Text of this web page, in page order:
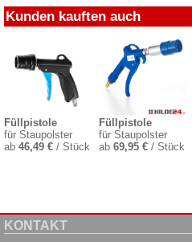
Kunden kauften auch
Füllpistole
für Staupolster
ab 46,49 € / Stück
Füllpistole
für Staupolster
ab 69,95 €/ Stück
KONTAKT